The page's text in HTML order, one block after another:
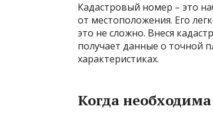
Кадастровый номер – это
от местоположения. Его
это не сложно. Внеся
получает данные о точной
характеристиках.
Когда